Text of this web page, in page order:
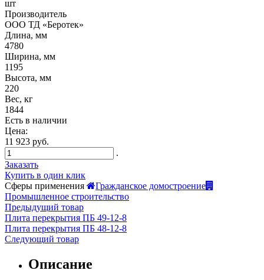
шт
Производитель
ООО ТД «Беротек»
Длина, мм
4780
Ширина, мм
1195
Высота, мм
220
Вес, кг
1844
Есть в наличии
Цена:
11 923 руб.
.
Заказать
Купить в один клик
Сферы применения
Гражданское домостроение
Промышленное строительство
Предыдущий товар
Плита перекрытия ПБ 49-12-8
Плита перекрытия ПБ 48-12-8
Следующий товар
Описание